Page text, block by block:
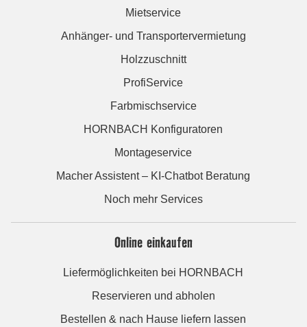
Mietservice
Anhänger- und Transportervermietung
Holzzuschnitt
ProfiService
Farbmischservice
HORNBACH Konfiguratoren
Montageservice
Macher Assistent – KI-Chatbot Beratung
Noch mehr Services
Online einkaufen
Liefermöglichkeiten bei HORNBACH
Reservieren und abholen
Bestellen & nach Hause liefern lassen